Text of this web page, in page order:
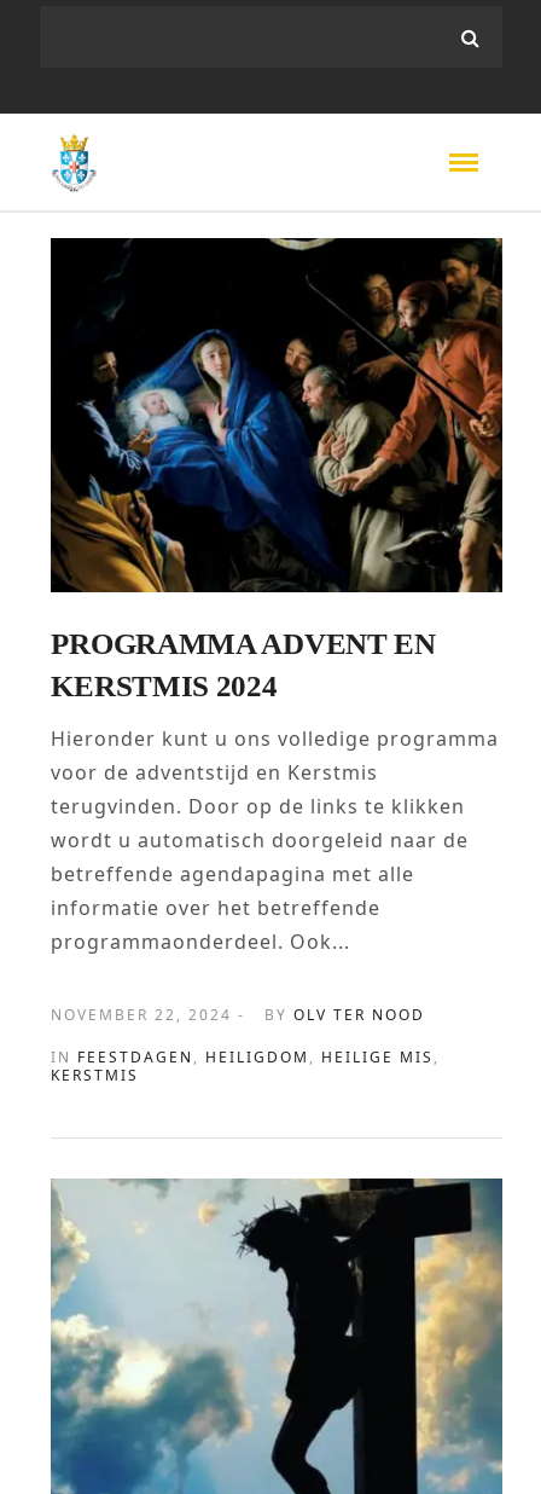
PROGRAMMA ADVENT EN
KERSTMIS 2024
Hieronder kunt u ons volledige programma
voor de adventstijd en Kerstmis
terugvinden. Door op de links te klikken
wordt u automatisch doorgeleid naar de
betreffende agendapagina met alle
informatie over het betreffende
programmaonderdeel. Ook...
NOVEMBER 22, 2024 - BYOLV TER NOOD
IN FEESTDAGEN , HEILIGDOM , HEILIGE MIS ,
KERSTMIS